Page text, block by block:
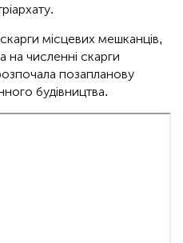
місцевих мешканців,
на численні скарги
позапланову
будівництва.